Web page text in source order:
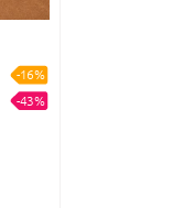
-16%
-43%